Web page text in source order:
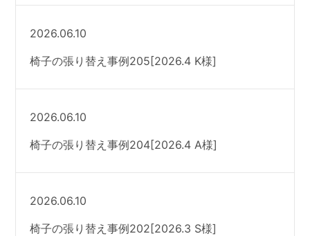
2026.06.10
椅子の張り替え事例205[2026.4 K様]
2026.06.10
椅子の張り替え事例204[2026.4 A様]
2026.06.10
椅子の張り替え事例202[2026.3 S様]